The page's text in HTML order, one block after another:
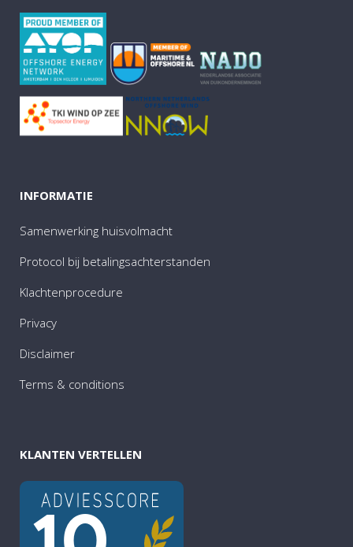
INFORMATIE
Samenwerking huisvolmacht
Protocol bij betalingsachterstanden
Klachtenprocedure
Privacy
Disclaimer
Terms & conditions
KLANTEN VERTELLEN